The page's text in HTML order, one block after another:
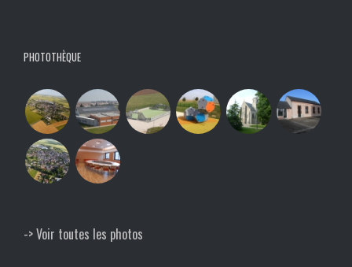
PHOTOTHÈQUE
-> Voir toutes les photos